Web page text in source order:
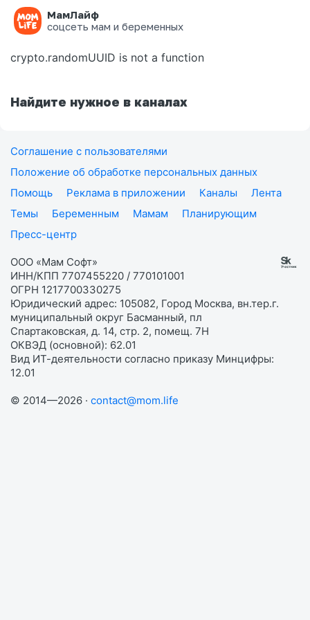
МамЛайф
соцсеть мам и беременных
Ошибка на странице
crypto.randomUUID is not a function
Найдите нужное в каналах
Соглашение с пользователями
Положение об обработке персональных данных
Помощь
Реклама в приложении Каналы
Лента
Темы
Беременным Мамам
Планирующим
Пресс-центр
ООО «Мам Софт»
ИНН/КПП 7707455220 / 770101001
ОГРН 1217700330275
Юридический адрес: 105082, Город Москва, вн.тер.г.
муниципальный округ Басманный, пл
Спартаковская, д. 14, стр. 2, помещ. 7Н
ОКВЭД (основной): 62.01
Вид ИТ-деятельности согласно приказу Минцифры:
12.01
© 2014—2026 · contact@mom.life